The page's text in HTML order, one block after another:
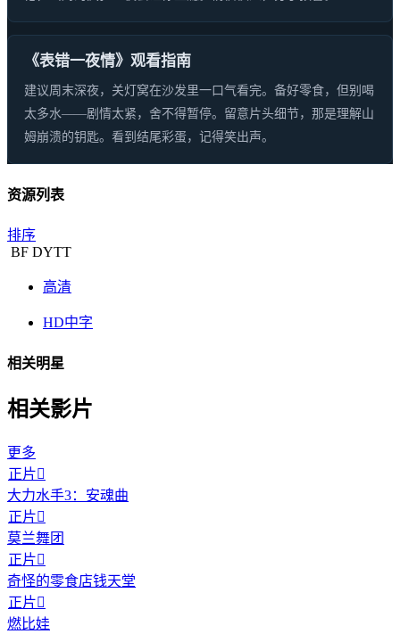
《表错一夜情》观看指南
建议周末深夜，关灯窝在沙发里一口气看完。备好零食，但别喝
太多水——剧情太紧，舍不得暂停。留意片头细节，那是理解山
姆崩溃的钥匙。看到结尾彩蛋，记得笑出声。
资源列表
排序
BF DYTT
高清
HD中字
相关明星
相关影片
更多
正片
大力水手3：安魂曲
正片
莫兰舞团
正片
奇怪的零食店钱天堂
正片
燃比娃